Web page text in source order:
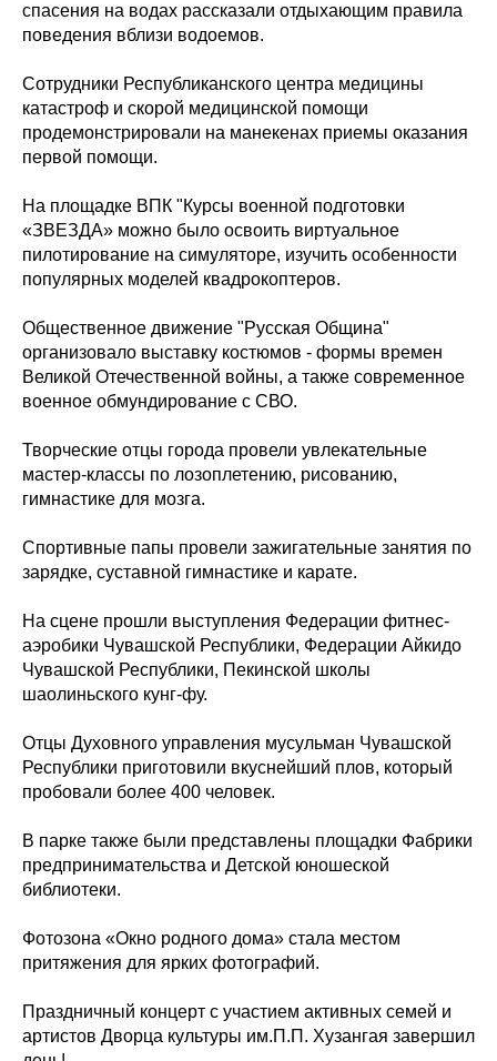
спасения на водах рассказали отдыхающим правила
поведения вблизи водоемов.
Сотрудники Республиканского центра медицины
катастроф и скорой медицинской помощи
продемонстрировали на манекенах приемы оказания
первой помощи.
На площадке ВПК "Курсы военной подготовки
«ЗВЕЗДА» можно было освоить виртуальное
пилотирование на симуляторе, изучить особенности
популярных моделей квадрокоптеров.
Общественное движение "Русская Община"
организовало выставку костюмов - формы времен
Великой Отечественной войны, а также современное
военное обмундирование с СВО.
Творческие отцы города провели увлекательные
мастер-классы по лозоплетению, рисованию,
гимнастике для мозга.
Спортивные папы провели зажигательные занятия по
зарядке, суставной гимнастике и карате.
На сцене прошли выступления Федерации фитнес-
аэробики Чувашской Республики, Федерации Айкидо
Чувашской Республики, Пекинской школы
шаолиньского кунг-фу.
Отцы Духовного управления мусульман Чувашской
Республики приготовили вкуснейший плов, который
пробовали более 400 человек.
В парке также были представлены площадки Фабрики
предпринимательства и Детской юношеской
библиотеки.
Фотозона «Окно родного дома» стала местом
притяжения для ярких фотографий.
Праздничный концерт с участием активных семей и
артистов Дворца культуры им.П.П. Хузангая завершил